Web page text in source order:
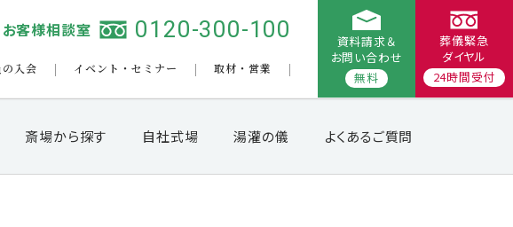
お客様相談室 0120-300-100
入会 イベント・セミナー 取材・営業
資料請求＆
お問い合わせ
無料
葬儀緊急
ダイヤル
24時間受付
斎場から探す 自社式場 湯灌の儀 よくあるご質問